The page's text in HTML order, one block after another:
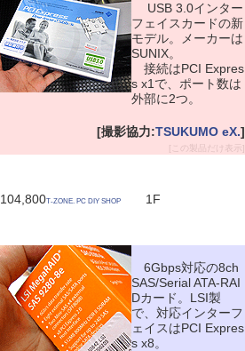
USB 3.0インター
フェイスカードの新
モデル。メーカーは
SUNIX。
接続はPCI Expres
s x1で、ポート数は
外部に2つ。
[撮影協力:TSUKUMO eX.]
[この製品だけ表示]
104,800T-ZONE. PC DIY SHOP 1F
6Gbps対応の8ch
SAS/Serial ATA-RAI
Dカード。LSI製
で、対応インターフ
ェイスはPCI Expres
s x8。